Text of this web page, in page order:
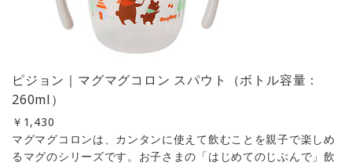
ピジョン｜マグマグコロン スパウト（ボトル容量：
260ml）
￥ 1,430
マグマグコロンは、カンタンに使えて飲むことを親子で楽しめ
るマグのシリーズです。お子さまの「はじめてのじぶんで」飲